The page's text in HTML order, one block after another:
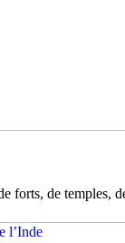
forts, de temples,